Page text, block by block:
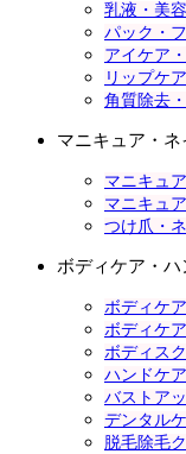
乳液・美
パック・
アイケア
リップケ
角質除去
マニキュア・ネ
マニキュ
マニキュ
つけ爪・
ボディケア・
ボディケ
ボディケア
ボディス
ハンドケ
バストア
デンタル
脱毛除毛